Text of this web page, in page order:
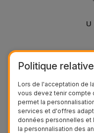
Politique
Lors de l'acceptation de
vous devez tenir compte
permet la
services et d'offres
données personnelles
la personnalisation des